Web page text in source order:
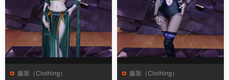
服装（Clothing） 服装（Clothing）